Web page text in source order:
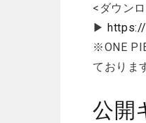
​<ダウン
▶
※ONE
ておりま
公開